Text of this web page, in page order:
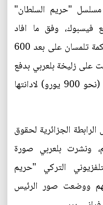
"حريم السلطان"
فيسبوك، وفق ما افاد
محاميها، وقال محاميها ان محكمة تلمسان على بعد 600
على زليخة بلعربي بدفع
غرامة 100 الف دينار جزائري (نحو 900 يورو) لادانتها
الجزائرية لحقوق
ونشرت بلعربي صورة
التركي "حريم
ووضعت صور الرئيس